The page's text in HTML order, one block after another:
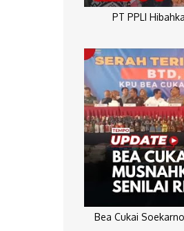
PT PPLI
Bea Cukai